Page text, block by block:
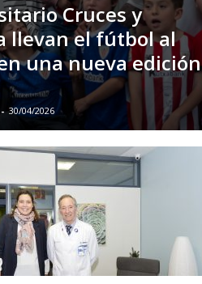
Cruces y
llevan el fútbol al
una nueva edición
- 30/04/2026